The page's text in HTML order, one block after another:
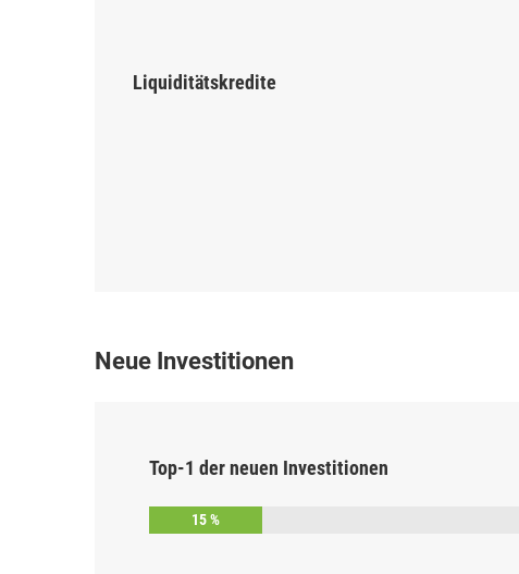
Liquiditätskredite
Neue Investitionen
Top-1 der neuen Investitionen
15 %